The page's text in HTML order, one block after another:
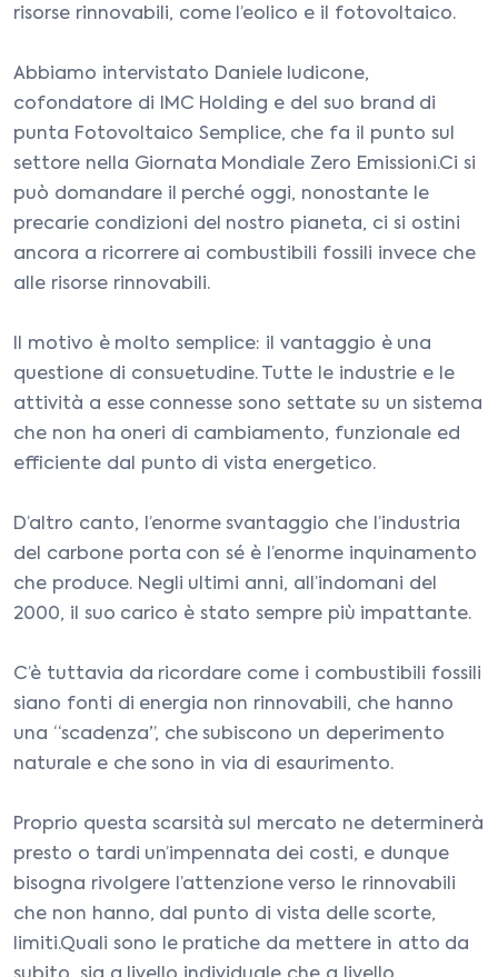
risorse rinnovabili, come l’eolico e il fotovoltaico.
Abbiamo intervistato Daniele Iudicone,
cofondatore di IMC Holding e del suo brand di
punta Fotovoltaico Semplice, che fa il punto sul
settore nella Giornata Mondiale Zero Emissioni.Ci si
può domandare il perché oggi, nonostante le
precarie condizioni del nostro pianeta, ci si ostini
ancora a ricorrere ai combustibili fossili invece che
alle risorse rinnovabili.
Il motivo è molto semplice: il vantaggio è una
questione di consuetudine. Tutte le industrie e le
attività a esse connesse sono settate su un sistema
che non ha oneri di cambiamento, funzionale ed
efficiente dal punto di vista energetico.
D’altro canto, l’enorme svantaggio che l’industria
del carbone porta con sé è l’enorme inquinamento
che produce. Negli ultimi anni, all’indomani del
2000, il suo carico è stato sempre più impattante.
C’è tuttavia da ricordare come i combustibili fossili
siano fonti di energia non rinnovabili, che hanno
una “scadenza”, che subiscono un deperimento
naturale e che sono in via di esaurimento.
Proprio questa scarsità sul mercato ne determinerà
presto o tardi un’impennata dei costi, e dunque
bisogna rivolgere l’attenzione verso le rinnovabili
che non hanno, dal punto di vista delle scorte,
limiti.Quali sono le pratiche da mettere in atto da